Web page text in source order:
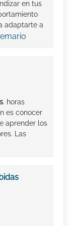
en tus
adaptarte a
. horas
es conocer
aprender los
Las